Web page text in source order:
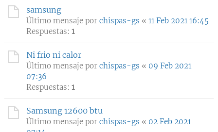
samsung
Último mensaje por chispas-gs « 11 Feb 2021 16:45
Respuestas: 1
Ni frio ni calor
Último mensaje por chispas-gs « 09 Feb 2021
07:36
Respuestas: 1
Samsung 12600 btu
Último mensaje por chispas-gs « 02 Feb 2021